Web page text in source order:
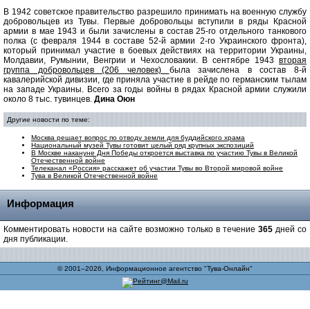
В 1942 советское правительство разрешило принимать на военную службу
добровольцев из Тувы. Первые добровольцы вступили в ряды Красной
армии в мае 1943 и были зачислены в состав 25-го отдельного танкового
полка (с февраля 1944 в составе 52-й армии 2-го Украинского фронта),
который принимал участие в боевых действиях на территории Украины,
Молдавии, Румынии, Венгрии и Чехословакии. В сентябре 1943 вторая
группа добровольцев (206 человек) была зачислена в состав 8-й
кавалерийской дивизии, где приняла участие в рейде по германским тылам
на западе Украины. Всего за годы войны в рядах Красной армии служили
около 8 тыс. тувинцев. Дина Оюн
Другие новости по теме:
Москва решает вопрос по отводу земли для буддийского храма
Национальный музей Тувы готовит целый ряд крупных экспозиций
В Москве накануне Дня Победы откроется выставка по участию Тувы в Великой
Отечественной войне
Телеканал «Россия» расскажет об участии Тувы во Второй мировой войне
Тува в Великой Отечественной войне
Информация
Комментировать новости на сайте возможно только в течение 365 дней со
дня публикации.
© 2001–2026, Информационное агентство "Тува-Онлайн"